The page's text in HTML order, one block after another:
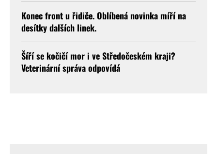
Konec front u řidiče. Oblíbená novinka míří na
desítky dalších linek.
Šíří se kočičí mor i ve Středočeském kraji?
Veterinární správa odpovídá